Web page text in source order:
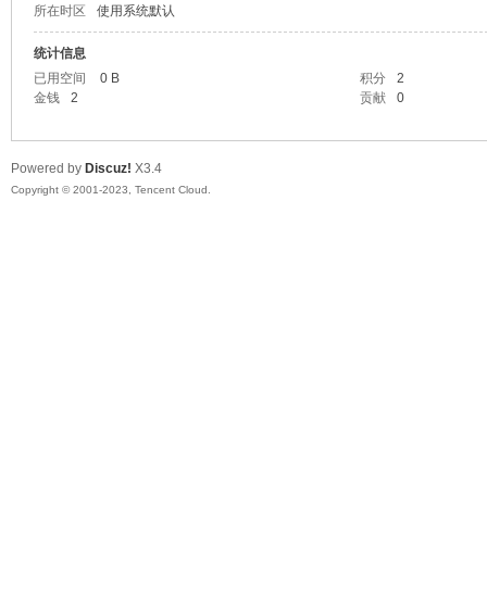
所在时区
使用系统默认
统计信息
已用空间
0 B 积分
2
金钱
2 贡献 0
Powered by Discuz! X3.4
Copyright © 2001-2023, Tencent Cloud.